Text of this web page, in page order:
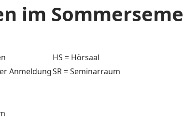
im
HS = Hörsaal
AnmeldungSR = Seminarraum